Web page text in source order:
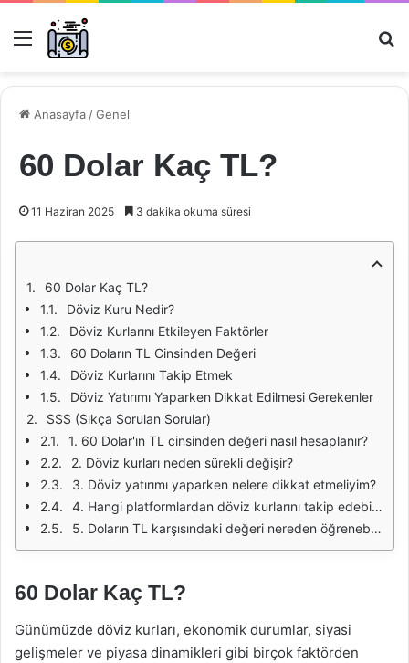
Menü
Anasayfa /Genel
60 Dolar Kaç TL?
11 Haziran 2025 3 dakika okuma süresi
60 Dolar Kaç TL?
Döviz Kuru Nedir?
Döviz Kurlarını Etkileyen Faktörler
60 Doların TL Cinsinden Değeri
Döviz Kurlarını Takip Etmek
Döviz Yatırımı Yaparken Dikkat Edilmesi Gerekenler
SSS (Sıkça Sorulan Sorular)
1. 60 Dolar'ın TL cinsinden değeri nasıl hesaplanır?
2. Döviz kurları neden sürekli değişir?
3. Döviz yatırımı yaparken nelere dikkat etmeliyim?
4. Hangi platformlardan döviz kurlarını takip edebilirim?
5. Doların TL karşısındaki değeri nereden öğrenebilirim?
60 Dolar Kaç TL?
Günümüzde döviz kurları, ekonomik durumlar, siyasi
gelişmeler ve piyasa dinamikleri gibi birçok faktörden